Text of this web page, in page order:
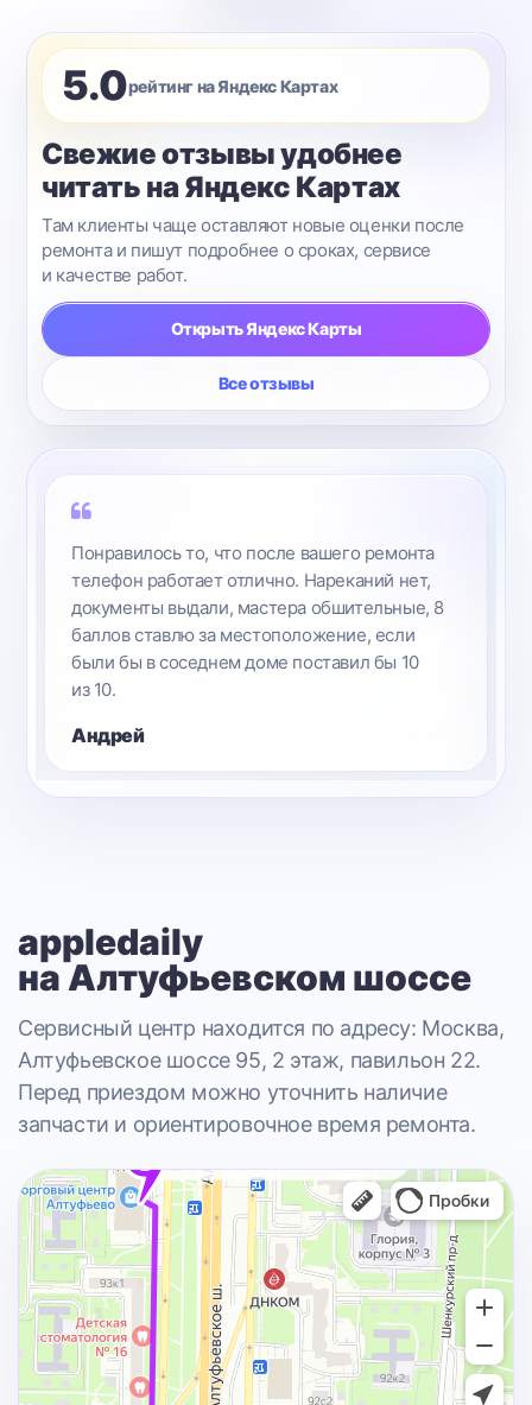
5.0рейтинг на Яндекс Картах
Свежие отзывы удобнее
читать на Яндекс Картах
Там клиенты чаще оставляют новые оценки после
ремонта и пишут подробнее о сроках, сервисе
и качестве работ.
Открыть Яндекс Карты
Все отзывы
Понравилось то, что после вашего ремонта
телефон работает отлично. Нареканий нет,
документы выдали, мастера обшительные, 8
баллов ставлю за местоположение, если
были бы в соседнем доме поставил бы 10
из 10.
Андрей
appledaily
на Алтуфьевском шоссе
Сервисный центр находится по адресу: Москва,
Алтуфьевское шоссе 95, 2 этаж, павильон 22.
Перед приездом можно уточнить наличие
запчасти и ориентировочное время ремонта.